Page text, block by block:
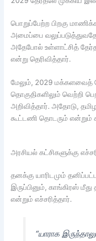
பொறுப்பேற்ற பிறகு
அமைப்பை
அதேபோல் உள்ளாட்சித்
என்று தெரிவித்தார்.
மேலும், 2029 மக்களவைத்
தொகுதிகளிலும் வெற்றி
அறிவித்தார். அதோடு,
கூட்டணி தொடரும் என்றும்
அரசியல் கட்சிகளுக்கு
தனக்கு யாரிடமும்
இருப்பினும், காங்கிரஸ்
என்றும் எச்சரித்தார்.
“யாராக